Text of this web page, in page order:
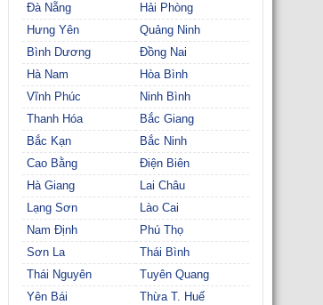
Đà Nẵng
Hải Phòng
Hưng Yên
Quảng Ninh
Bình Dương
Đồng Nai
Hà Nam
Hòa Bình
Vĩnh Phúc
Ninh Bình
Thanh Hóa
Bắc Giang
Bắc Kạn
Bắc Ninh
Cao Bằng
Điện Biên
Hà Giang
Lai Châu
Lạng Sơn
Lào Cai
Nam Định
Phú Thọ
Sơn La
Thái Bình
Thái Nguyên
Tuyên Quang
Yên Bái
Thừa T. Huế